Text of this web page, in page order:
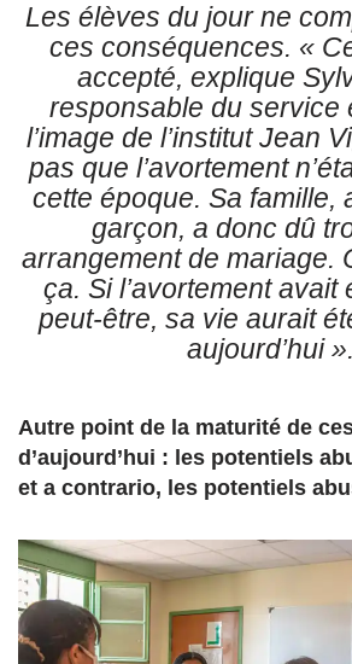
Les élèves du jour ne
ces conséquences. «
accepté, explique
responsable du service
l’image de l’institut Jean
pas que l’avortement
cette époque. Sa famille,
garçon, a donc dû
arrangement de mariage.
ça. Si l’avortement avait
peut-être, sa vie aurait
aujourd’hui ».
Autre point de la maturité de
d’aujourd’hui : les potentiels
et a contrario, les potentiels